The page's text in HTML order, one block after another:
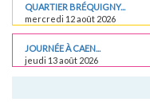
QUARTIER BRÉQUIGNY...
mercredi 12 août 2026
JOURNÉE À CAEN...
jeudi 13 août 2026